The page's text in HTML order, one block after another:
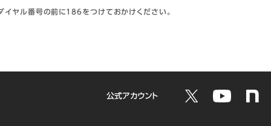
イヤル番号の前に186をつけておかけください。
公式アカウント